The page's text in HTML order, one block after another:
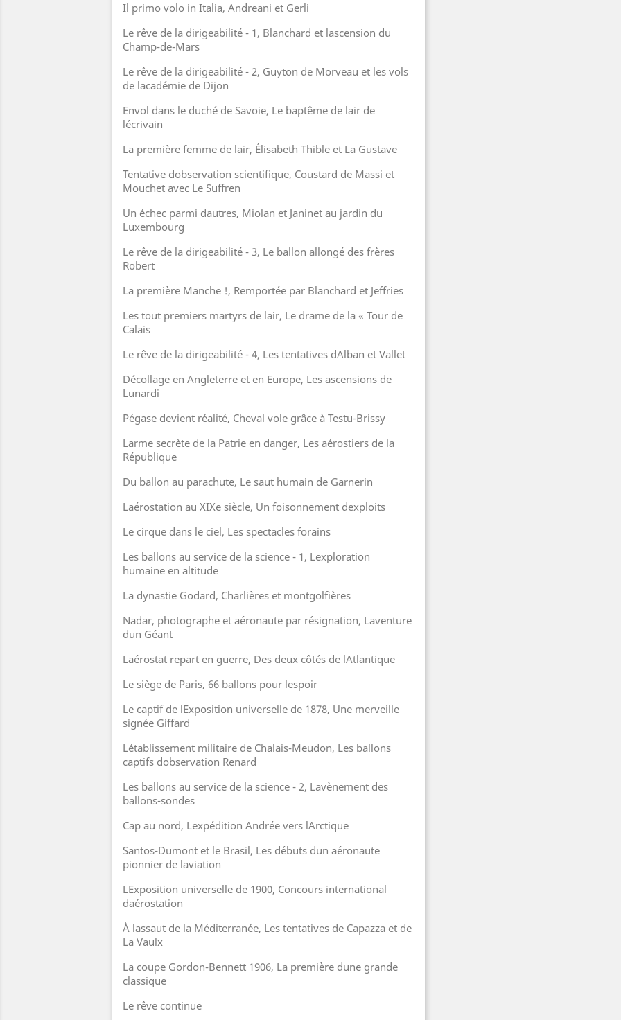
Il primo volo in Italia, Andreani et Gerli
Le rêve de la dirigeabilité - 1, Blanchard et lascension du
Champ-de-Mars
Le rêve de la dirigeabilité - 2, Guyton de Morveau et les vols
de lacadémie de Dijon
Envol dans le duché de Savoie, Le baptême de lair de
lécrivain
La première femme de lair, Élisabeth Thible et La Gustave
Tentative dobservation scientifique, Coustard de Massi et
Mouchet avec Le Suffren
Un échec parmi dautres, Miolan et Janinet au jardin du
Luxembourg
Le rêve de la dirigeabilité - 3, Le ballon allongé des frères
Robert
La première Manche !, Remportée par Blanchard et Jeffries
Les tout premiers martyrs de lair, Le drame de la « Tour de
Calais
Le rêve de la dirigeabilité - 4, Les tentatives dAlban et Vallet
Décollage en Angleterre et en Europe, Les ascensions de
Lunardi
Pégase devient réalité, Cheval vole grâce à Testu-Brissy
Larme secrète de la Patrie en danger, Les aérostiers de la
République
Du ballon au parachute, Le saut humain de Garnerin
Laérostation au XIXe siècle, Un foisonnement dexploits
Le cirque dans le ciel, Les spectacles forains
Les ballons au service de la science - 1, Lexploration
humaine en altitude
La dynastie Godard, Charlières et montgolfières
Nadar, photographe et aéronaute par résignation, Laventure
dun Géant
Laérostat repart en guerre, Des deux côtés de lAtlantique
Le siège de Paris, 66 ballons pour lespoir
Le captif de lExposition universelle de 1878, Une merveille
signée Giffard
Létablissement militaire de Chalais-Meudon, Les ballons
captifs dobservation Renard
Les ballons au service de la science - 2, Lavènement des
ballons-sondes
Cap au nord, Lexpédition Andrée vers lArctique
Santos-Dumont et le Brasil, Les débuts dun aéronaute
pionnier de laviation
LExposition universelle de 1900, Concours international
daérostation
À lassaut de la Méditerranée, Les tentatives de Capazza et de
La Vaulx
La coupe Gordon-Bennett 1906, La première dune grande
classique
Le rêve continue